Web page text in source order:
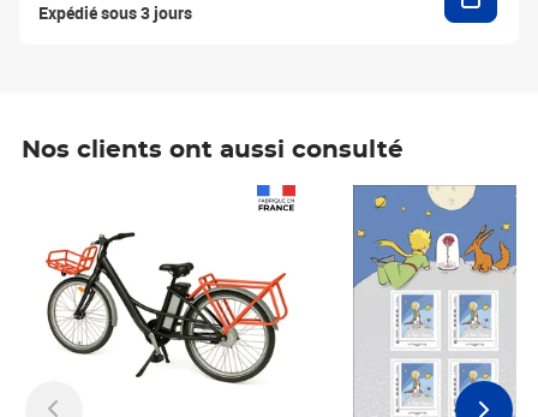
Expédié sous 3 jours
Nos clients ont aussi consulté
Prix 7,50€